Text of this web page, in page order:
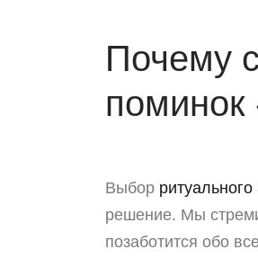
Почему
поминок
Выбор ритуального
решение. Мы
позаботится обо